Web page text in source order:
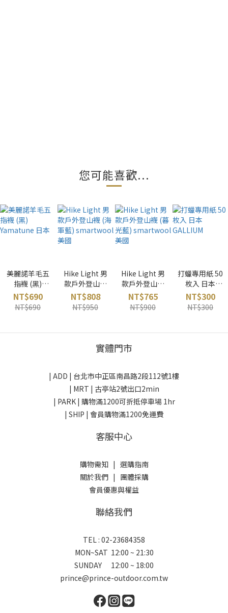
您可能喜歡...
美麗諾羊毛五
指襪 (黑)
Yamatune 日
本
NT$690
NT$690
Hike Light 男
款戶外登山襪
(海軍藍)
smartwool
美國
NT$808
NT$950
Hike Light 男
款戶外登山襪
(暮光藍)
smartwool
美國
NT$765
NT$900
打蠟專用紙 50
枚入 日本
GALLIUM
NT$300
NT$300
實體門市
| ADD | 台北市中正區南昌路2段112號1樓
| MRT | 古亭站2號出口2min
| PARK | 購物滿1200可折抵停車場 1hr
| SHIP | 會員購物滿1200免運費
客服中心
購物需知| 選購指南
關於我們| 團體採購
會員優惠與權益
聯絡我們
TEL : 02-23684358
MON~SAT 12:00 ~ 21:30
SUNDAY 12:00 ~ 18:00
prince@prince-outdoor.com.tw